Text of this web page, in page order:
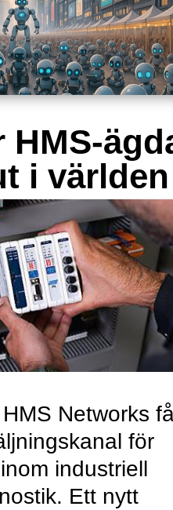
HMS-
i världen
Networks
för
industriell
Ett nytt